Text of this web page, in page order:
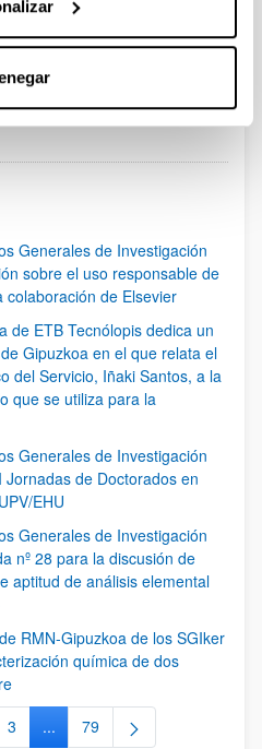
intermedias Use TAB para
PáginaPágina
Generales de Investigación
sobre el uso responsable de
colaboración de Elsevier
de ETB Tecnólopis dedica un
Gipuzkoa en el que relata el
del Servicio, Iñaki Santos, a la
que se utiliza para la
Generales de Investigación
de Doctorados en
EHU
Generales de Investigación
nº 28 para la discusión de
aptitud de análisis elemental
RMN-Gipuzkoa de los SGIker
química de dos
Página
3 ...Páginas intermedias Use TAB
Página
79